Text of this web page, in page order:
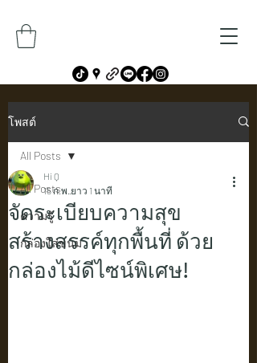
โพสต์
All Posts
ความรู้
กล่องใส่ขนม
All Posts
จัดระเบียบความสุข
สร้างสรรค์ทุกพื้นที่ ด้วย
กล่องไม้ดีไซน์พิเศษ!
Hi Q
15 ก.พ. ยาว 1 นาที